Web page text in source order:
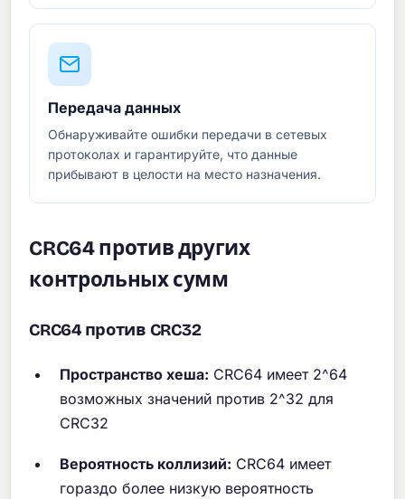
Передача данных
Обнаруживайте ошибки передачи в сетевых
протоколах и гарантируйте, что данные
прибывают в целости на место назначения.
CRC64 против других
контрольных сумм
CRC64 против CRC32
Пространство хеша: CRC64 имеет 2^64
возможных значений против 2^32 для
CRC32
Вероятность коллизий: CRC64 имеет
гораздо более низкую вероятность